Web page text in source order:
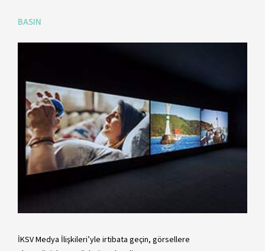
BASIN
İKSV Medya İlişkileri’yle irtibata geçin, görsellere